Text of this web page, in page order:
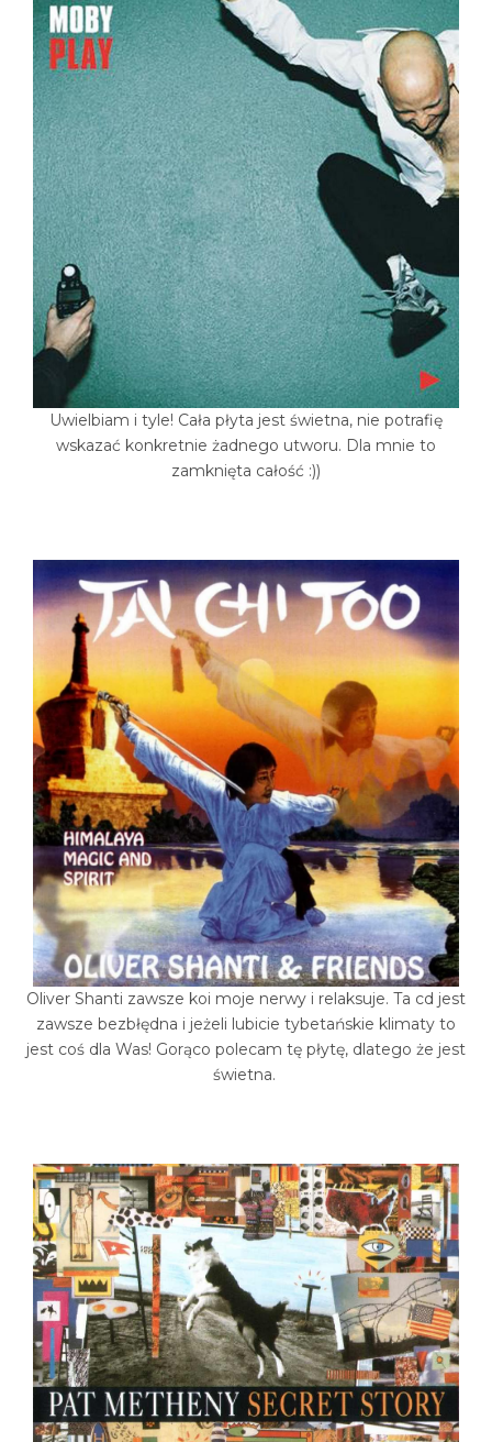
Uwielbiam i tyle! Cała płyta jest świetna, nie potrafię
wskazać konkretnie żadnego utworu. Dla mnie to
zamknięta całość :))
Oliver Shanti zawsze koi moje nerwy i relaksuje. Ta cd jest
zawsze bezbłędna i jeżeli lubicie tybetańskie klimaty to
jest coś dla Was! Gorąco polecam tę płytę, dlatego że jest
świetna.